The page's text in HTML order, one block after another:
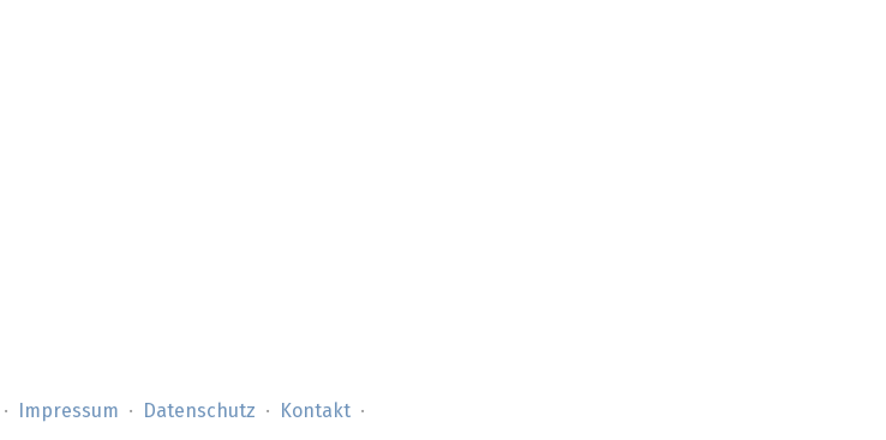
Impressum Datenschutz Kontakt